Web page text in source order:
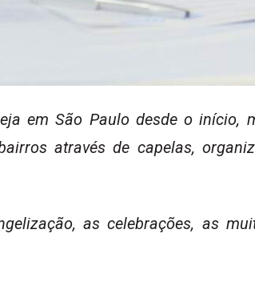
em São Paulo desde o início,
através de capelas,
as celebrações, as